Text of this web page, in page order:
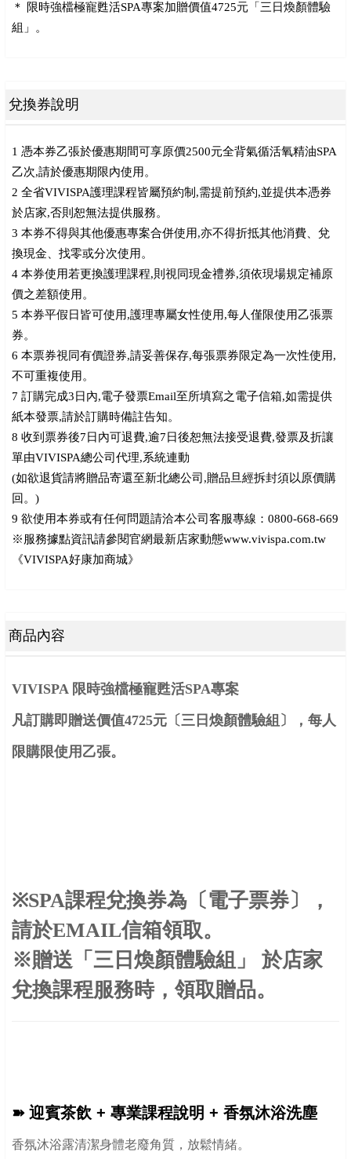
＊ 限時強檔極寵甦活SPA專案加贈價值4725元「三日煥顏體驗
組」。
兌換券說明
1 憑本券乙張於優惠期間可享原價2500元全背氣循活氧精油SPA
乙次,請於優惠期限內使用。
2 全省VIVISPA護理課程皆屬預約制,需提前預約,並提供本憑券
於店家,否則恕無法提供服務。
3 本券不得與其他優惠專案合併使用,亦不得折抵其他消費、兌
換現金、找零或分次使用。
4 本券使用若更換護理課程,則視同現金禮券,須依現場規定補原
價之差額使用。
5 本券平假日皆可使用,護理專屬女性使用,每人僅限使用乙張票
券。
6 本票券視同有價證券,請妥善保存,每張票券限定為一次性使用,
不可重複使用。
7 訂購完成3日內,電子發票Email至所填寫之電子信箱,如需提供
紙本發票,請於訂購時備註告知。
8 收到票券後7日內可退費,逾7日後恕無法接受退費,發票及折讓
單由VIVISPA總公司代理,系統連動
(如欲退貨請將贈品寄還至新北總公司,贈品旦經拆封須以原價購
回。)
9 欲使用本券或有任何問題請洽本公司客服專線：0800-668-669
※服務據點資訊請參閱官網最新店家動態www.vivispa.com.tw
《VIVISPA好康加商城》
商品內容
VIVISPA 限時強檔極寵甦活SPA專案
凡訂購即贈送價值4725元 〔三日煥顏體驗組〕
，每人
限購限使用乙張。
※SPA課程兌換券為〔電子票券〕，
請於EMAIL信箱領取。
※贈送「三日煥顏體驗組」 於店家
兌換課程服務時，領取贈品。
➽迎賓茶飲 + 專業課程說明 + 香氛沐浴洗塵
香氛沐浴露清潔身體老廢角質，放鬆情緒。